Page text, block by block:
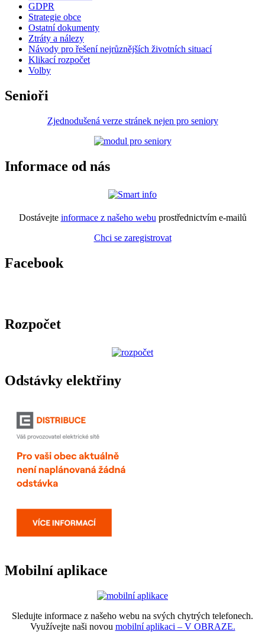
GDPR
Strategie obce
Ostatní dokumenty
Ztráty a nálezy
Návody pro řešení nejrůznějších životních situací
Klikací rozpočet
Volby
Senioři
Zjednodušená verze stránek nejen pro seniory
Informace od nás
Dostávejte informace z našeho webu prostřednictvím e-mailů
Chci se zaregistrovat
Facebook
Rozpočet
Odstávky elektřiny
Mobilní aplikace
Sledujte informace z našeho webu na svých chytrých telefonech.
Využívejte naši novou mobilní aplikaci – V OBRAZE.